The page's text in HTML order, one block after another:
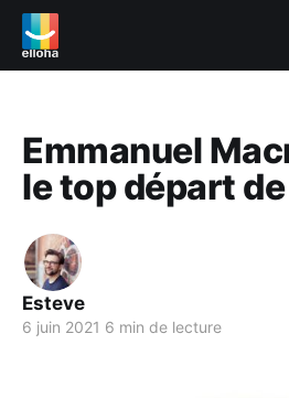
Emmanuel
le top départ
Esteve
6 juin 2021 6 min de lecture